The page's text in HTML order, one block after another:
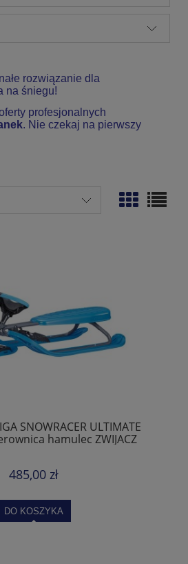
rozwiązanie dla
na śniegu!
profesjonalnych
. Nie czekaj na pierwszy
SNOWRACER ULTIMATE
hamulec ZWIJACZ
485,00 zł
DO KOSZYKA